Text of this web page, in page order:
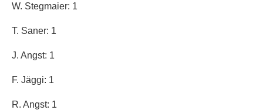
W. Stegmaier: 1
T. Saner: 1
J. Angst: 1
F. Jäggi: 1
R. Angst: 1